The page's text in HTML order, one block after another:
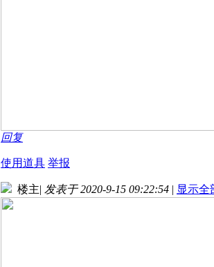
回复
使用道具 举报
楼主| 发表于 2020-9-15 09:22:54 | 显示全